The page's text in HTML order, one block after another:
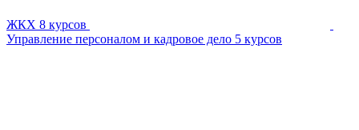
ЖКХ 8 курсов
Управление персоналом и кадровое дело 5 курсов